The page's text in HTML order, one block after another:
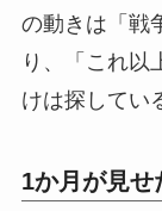
の動きは「戦
り、「これ以
けは探してい
1か月が見せ